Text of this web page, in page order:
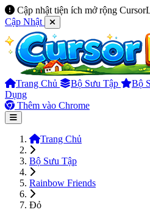
Cập nhật tiện ích mở rộng
Cập Nhật
Trang Chủ Bộ Sưu Tập Bộ
Dụng
Thêm vào Chrome
Trang Chủ
Bộ Sưu Tập
Rainbow Friends
Đỏ